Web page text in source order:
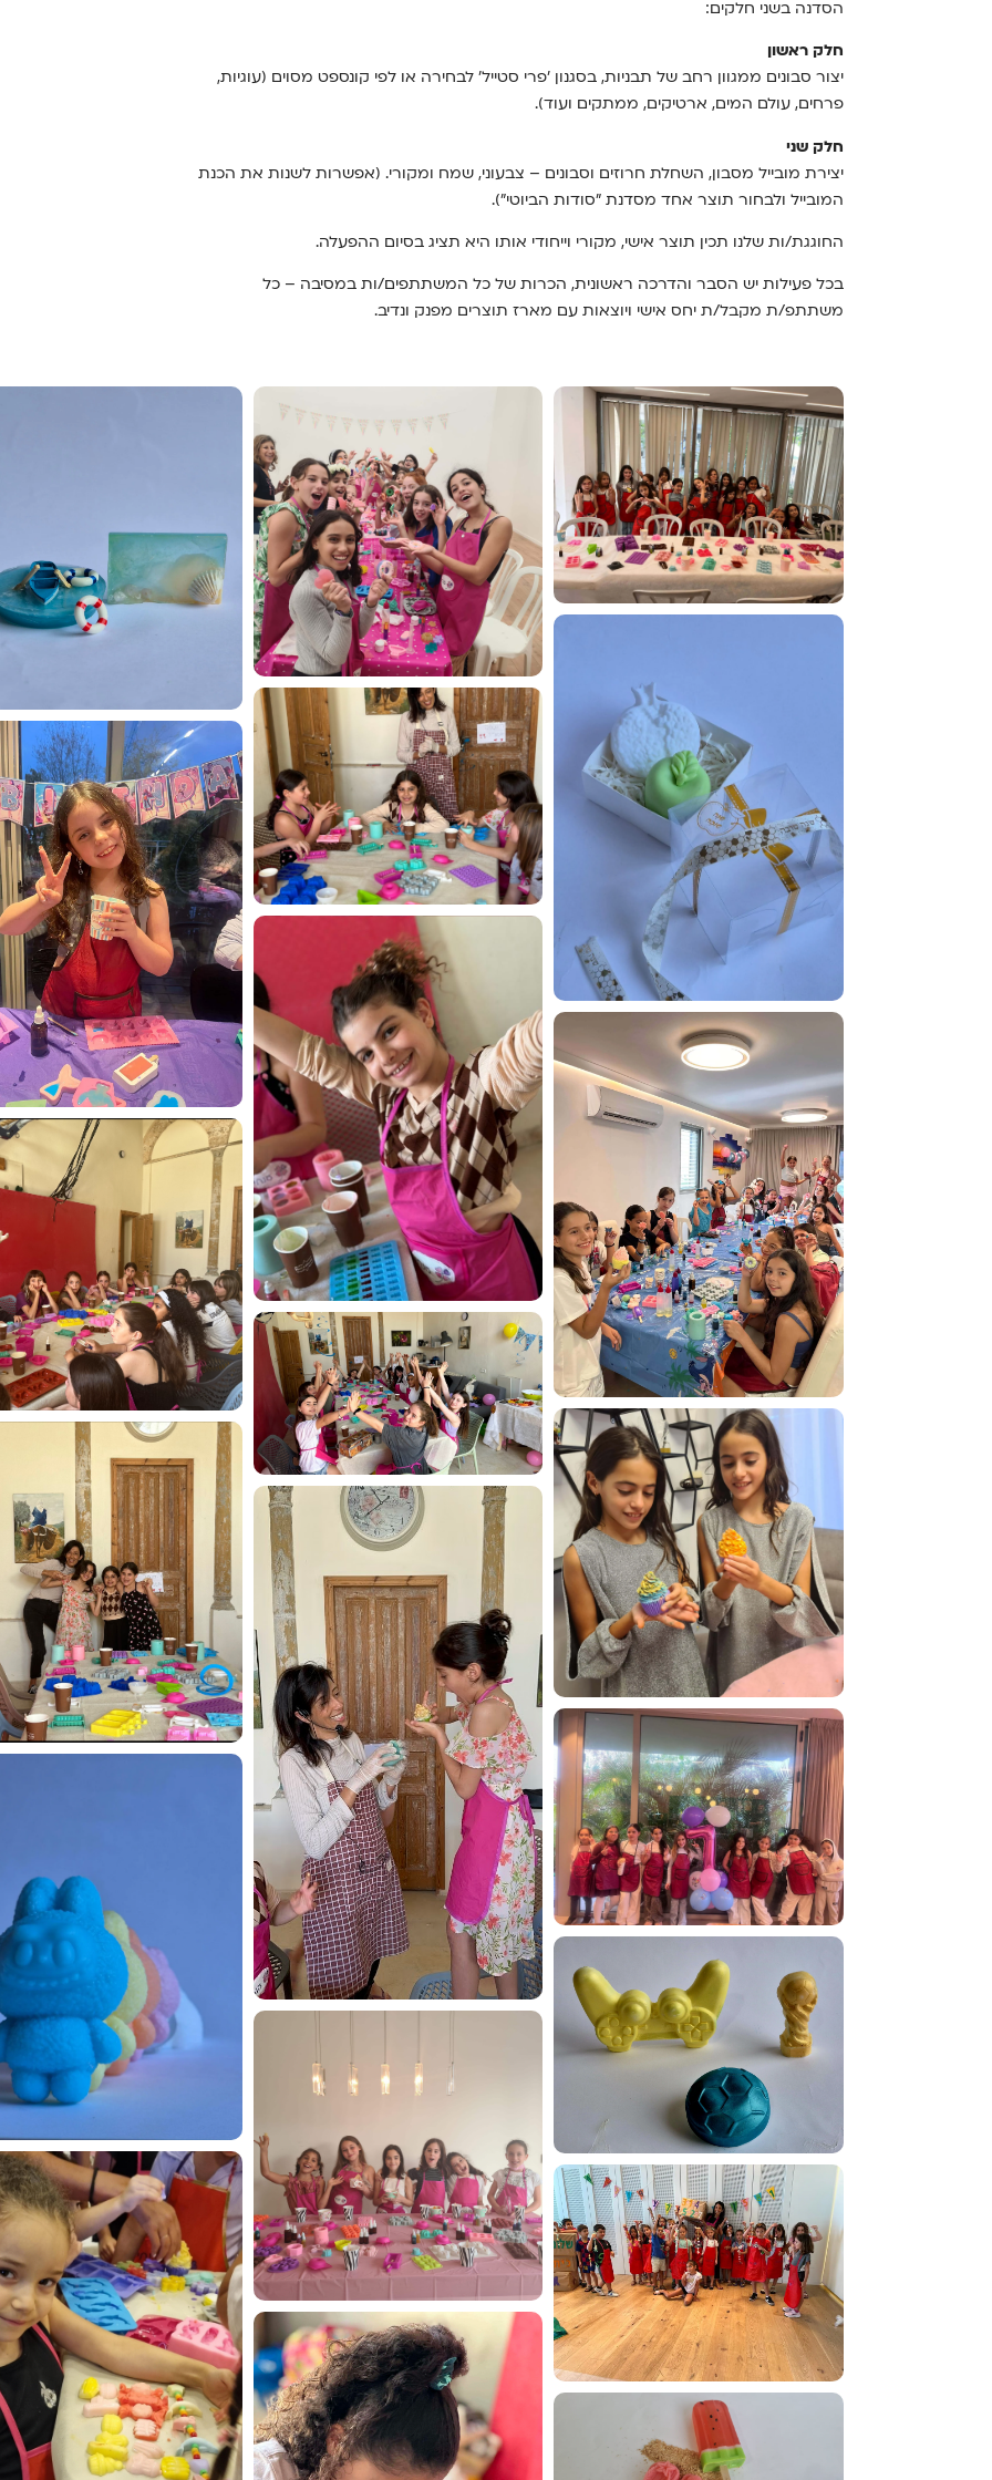
הסדנה בשני חלקים:
חלק ראשון
יצור סבונים ממגוון רחב של תבניות, בסגנון 'פרי סטייל' לבחירה או לפי קונספט מסוים (עוגיות,
פרחים, עולם המים, ארטיקים, ממתקים ועוד).
חלק שני
יצירת מובייל מסבון, השחלת חרוזים וסבונים – צבעוני, שמח ומקורי. (אפשרות לשנות את הכנת
המובייל ולבחור תוצר אחד מסדנת "סודות הביוטי").
החוגגת/ות שלנו תכין תוצר אישי, מקורי וייחודי אותו היא תציג בסיום ההפעלה.
בכל פעילות יש הסבר והדרכה ראשונית, הכרות של כל המשתתפים/ות במסיבה – כל
משתתפ/ת מקבל/ת יחס אישי ויוצאות עם מארז תוצרים מפנק ונדיב.